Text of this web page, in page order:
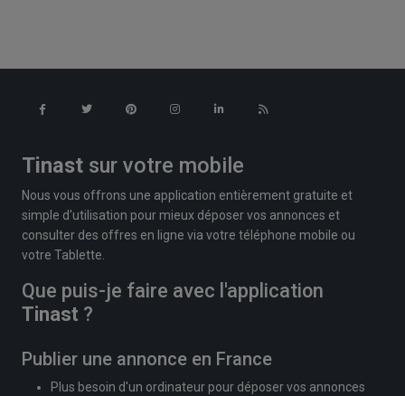
Tinast sur votre mobile
Nous vous offrons une application entièrement gratuite et
simple d'utilisation pour mieux déposer vos annonces et
consulter des offres en ligne via votre téléphone mobile ou
votre Tablette.
Que puis-je faire avec l'application
Tinast ?
Publier une annonce en France
Plus besoin d'un ordinateur pour déposer vos annonces